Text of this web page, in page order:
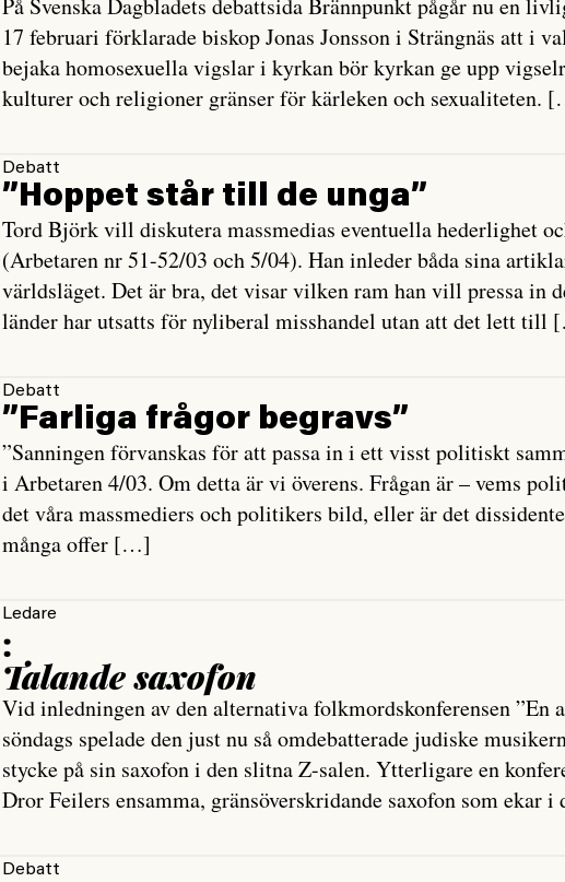
På Svenska Dagbladets debattsida Brännpunkt pågår nu en
17 februari förklarade biskop Jonas Jonsson i Strängnäs att i
bejaka homosexuella vigslar i kyrkan bör kyrkan ge upp
kulturer och religioner gränser för kärleken och sexualiteten.
Debatt
”Hoppet står till de unga”
Tord Björk vill diskutera massmedias eventuella hederlighet
(Arbetaren nr 51-52/03 och 5/04). Han inleder båda sina
världsläget. Det är bra, det visar vilken ram han vill pressa in
länder har utsatts för nyliberal misshandel utan att det lett till
Debatt
”Farliga frågor begravs”
”Sanningen förvanskas för att passa in i ett visst politiskt
i Arbetaren 4/03. Om detta är vi överens. Frågan är – vems
det våra massmediers och politikers bild, eller är det
många offer […]
Ledare
:
Talande saxofon
Vid inledningen av den alternativa folkmordskonferensen ”En
söndags spelade den just nu så omdebatterade judiske
stycke på sin saxofon i den slitna Z-salen. Ytterligare en
Dror Feilers ensamma, gränsöverskridande saxofon som ekar
Debatt